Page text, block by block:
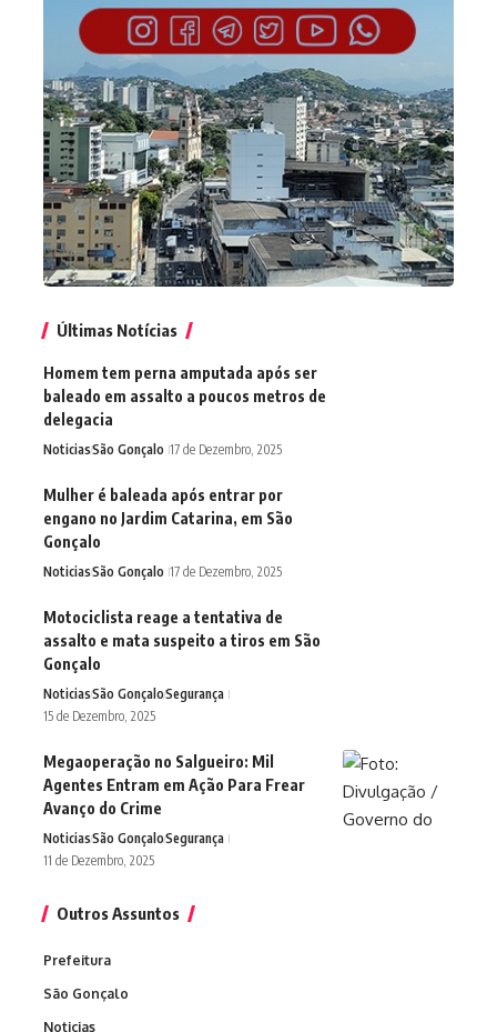
Últimas Notícias
Homem tem perna amputada após ser
baleado em assalto a poucos metros de
delegacia
NoticiasSão Gonçalo 17 de Dezembro, 2025
Mulher é baleada após entrar por
engano no Jardim Catarina, em São
Gonçalo
NoticiasSão Gonçalo 17 de Dezembro, 2025
Motociclista reage a tentativa de
assalto e mata suspeito a tiros em São
Gonçalo
NoticiasSão GonçaloSegurança
15 de Dezembro, 2025
Megaoperação no Salgueiro: Mil
Agentes Entram em Ação Para Frear
Avanço do Crime
NoticiasSão GonçaloSegurança
11 de Dezembro, 2025
Outros Assuntos
Prefeitura
São Gonçalo
Noticias